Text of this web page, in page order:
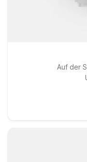
Auf der